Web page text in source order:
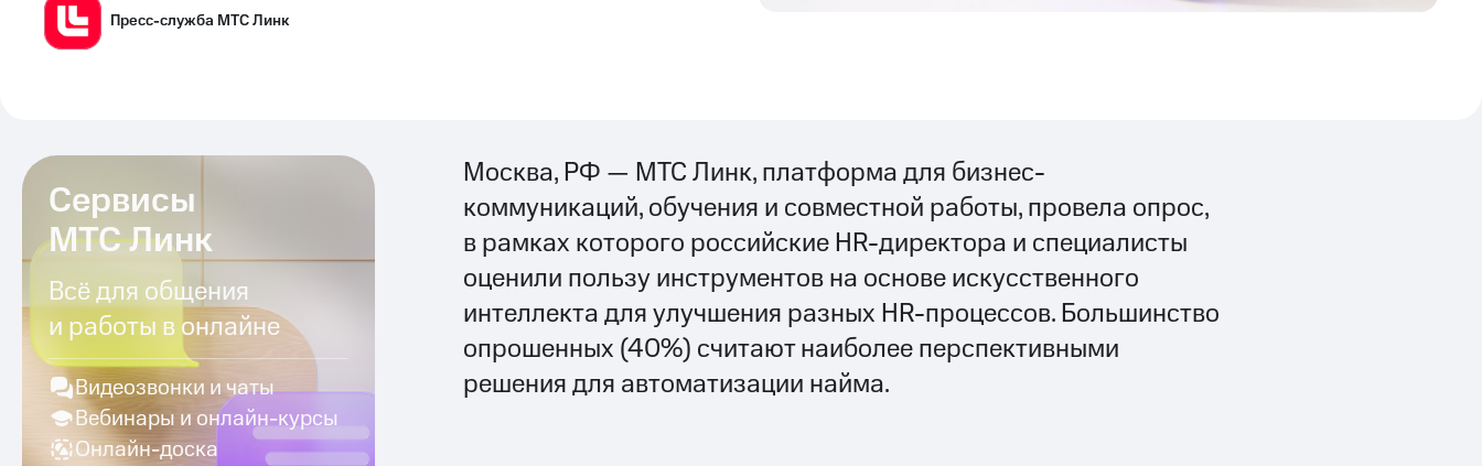
Пресс-служба МТС Линк
Сервисы
МТС Линк
Всё для общения
и работы в онлайне
Видеозвонки и чаты
Вебинары и онлайн-курсы
Онлайн-доска
Москва, РФ — МТС Линк, платформа для бизнес-
коммуникаций, обучения и совместной работы, провела опрос,
в рамках которого российские HR-директора и специалисты
оценили пользу инструментов на основе искусственного
интеллекта для улучшения разных HR-процессов. Большинство
опрошенных (40%) считают наиболее перспективными
решения для автоматизации найма.